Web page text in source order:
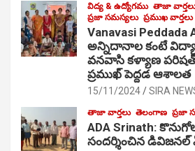
విద్య & ఉద్యోగము తాజా
ప్రజా సమస్యలు ప్రముఖ వార్తలు
Vanavasi Peddada
అన్నిదానాల కంటే
వనవాసి కళ్యాణ
ప్రముఖ్ పెద్దడ ఆశాలత
15/11/2024 SIRA
తాజా వార్తలు తెలంగాణ ప్రజా
ADA Srinath:
సంద‌ర్శించిన డివిజనల్